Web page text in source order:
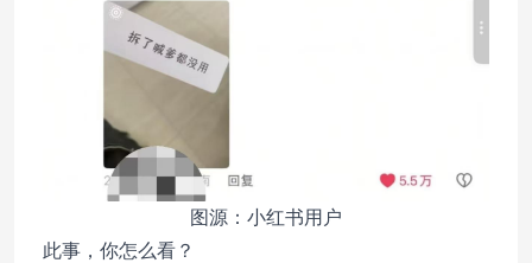
图源：小红书用户
此事，你怎么看？